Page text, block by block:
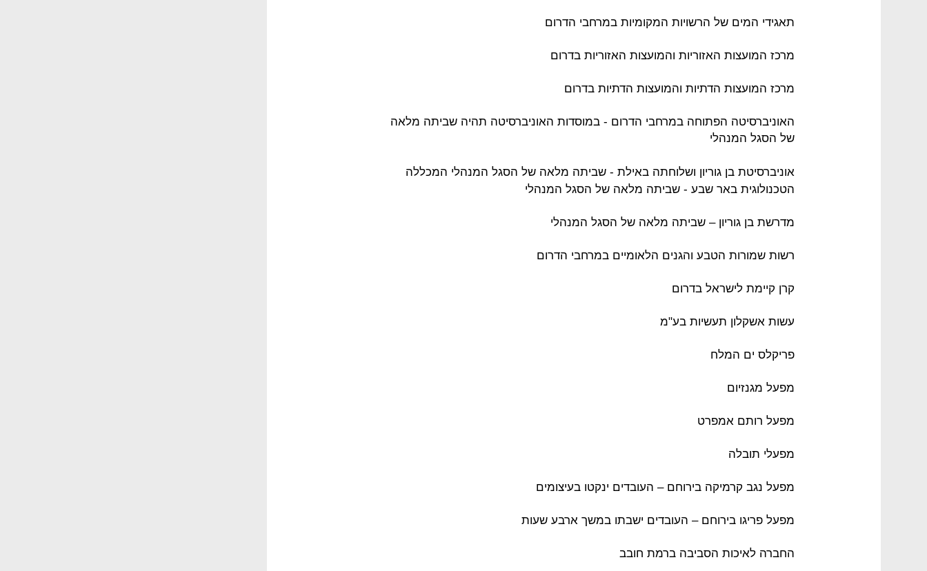
תאגידי המים של הרשויות המקומיות במרחבי הדרום
מרכז המועצות האזוריות והמועצות האזוריות בדרום
מרכז המועצות הדתיות והמועצות הדתיות בדרום
האוניברסיטה הפתוחה במרחבי הדרום - במוסדות האוניברסיטה תהיה שביתה מלאה
של הסגל המנהלי
אוניברסיטת בן גוריון ושלוחתה באילת - שביתה מלאה של הסגל המנהלי המכללה
הטכנולוגית באר שבע - שביתה מלאה של הסגל המנהלי
מדרשת בן גוריון – שביתה מלאה של הסגל המנהלי
רשות שמורות הטבע והגנים הלאומיים במרחבי הדרום
קרן קיימת לישראל בדרום
עשות אשקלון תעשיות בע"מ
פריקלס ים המלח
מפעל מגנזיום
מפעל רותם אמפרט
מפעלי תובלה
מפעל נגב קרמיקה בירוחם – העובדים ינקטו בעיצומים
מפעל פריגו בירוחם – העובדים ישבתו במשך ארבע שעות
החברה לאיכות הסביבה ברמת חובב